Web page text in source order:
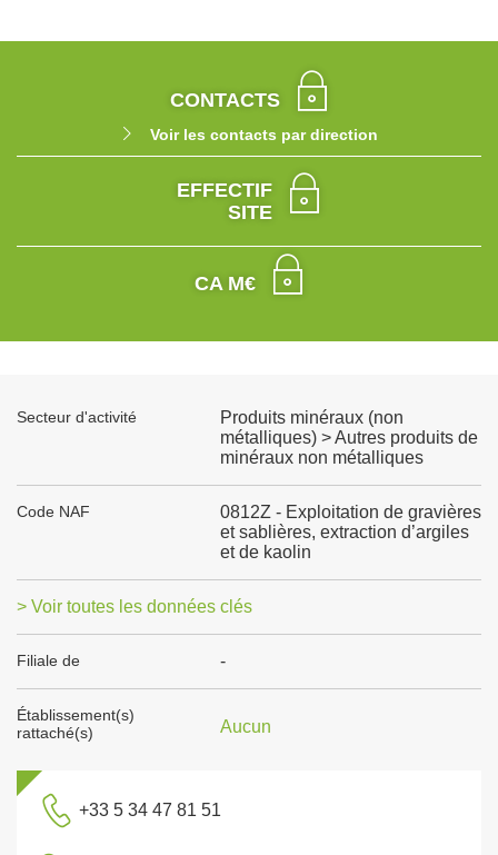
CONTACTS
Voir les contacts par direction
EFFECTIF
SITE
CA M€
Secteur d'activité
Produits minéraux (non
métalliques) > Autres produits de
minéraux non métalliques
Code NAF
0812Z - Exploitation de gravières
et sablières, extraction d’argiles
et de kaolin
> Voir toutes les données clés
Filiale de -
Établissement(s)
rattaché(s)
Aucun
+33 5 34 47 81 51